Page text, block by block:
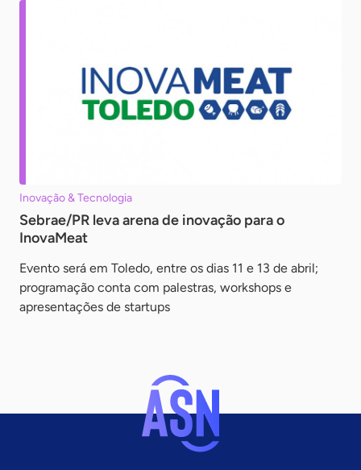
Inovação & Tecnologia
Sebrae/PR leva arena de inovação para o
InovaMeat
Evento será em Toledo, entre os dias 11 e 13 de abril;
programação conta com palestras, workshops e
apresentações de startups